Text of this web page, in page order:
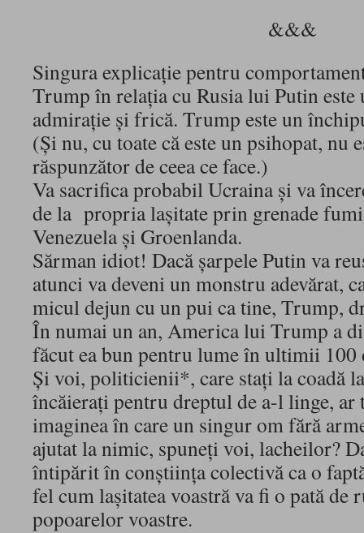
&&&
Singura explicație pentru
Trump în relația cu Rusia lui Putin este
admiraţie şi frică. Trump este un
(Şi nu, cu toate că este un psihopat, nu
răspunzător de ceea ce face.)
Va sacrifica probabil Ucraina şi va
de la propria laşitate prin grenade
Venezuela şi Groenlanda.
Sărman idiot! Dacă şarpele Putin va
atunci va deveni un monstru adevărat,
micul dejun cu un pui ca tine, Trump,
În numai un an, America lui Trump a
făcut ea bun pentru lume în ultimii 100
Şi voi, politicienii*, care staţi la coadă
încăieraţi pentru dreptul de a-l linge,
imaginea în care un singur om fără
ajutat la nimic, spuneţi voi, lacheilor?
întipărit în conştiinţa colectivă ca o
fel cum laşitatea voastră va fi o pată de
popoarelor voastre.